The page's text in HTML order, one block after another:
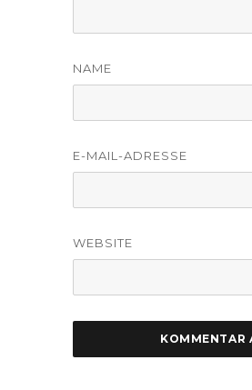
NAME
E-MAIL-ADRESSE
WEBSITE